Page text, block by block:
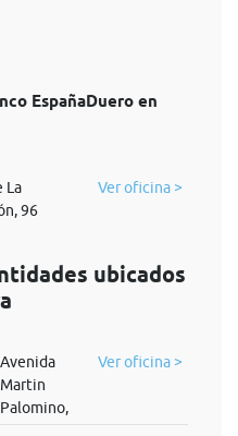
EspañaDuero en
La
96
Ver oficina >
ubicados
Avenida
Martin
Palomino,
Ver oficina >